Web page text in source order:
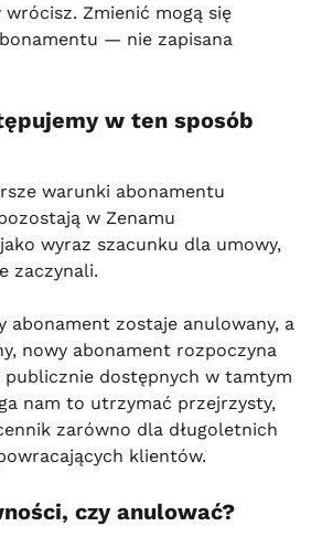
wrócisz. Zmienić mogą się
— nie zapisana
w ten sposób
warunki abonamentu
w Zenamu
wyraz szacunku dla umowy,
zaczynali.
abonament zostaje anulowany, a
nowy abonament rozpoczyna
publicznie dostępnych w tamtym
nam to utrzymać przejrzysty,
zarówno dla długoletnich
klientów.
czy anulować?